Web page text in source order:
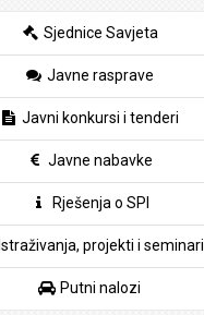
Sjednice Savjeta
Javne rasprave
Javni konkursi i tenderi
Javne nabavke
Rješenja o SPI
Istraživanja, projekti i seminari
Putni nalozi